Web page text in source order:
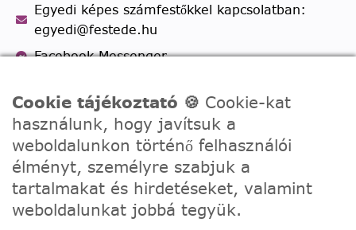
Egyedi képes számfestőkkel kapcsolatban:
egyedi@festede.hu
Facebook Messenger
Cookie tájékoztató 🍪 Cookie-kat
használunk, hogy javítsuk a
weboldalunkon történő felhasználói
élményt, személyre szabjuk a
tartalmakat és hirdetéseket, valamint
weboldalunkat jobbá tegyük.